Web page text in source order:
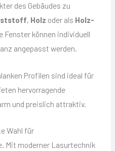
des Gebäudes zu
, Holz oder als Holz-
Fenster können individuell
angepasst werden.
Profilen sind ideal für
hervorragende
und preislich attraktiv.
Wahl für
Mit moderner Lasurtechnik